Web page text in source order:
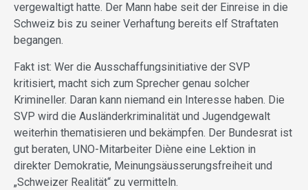
vergewaltigt hatte. Der Mann habe seit der Einreise in die
Schweiz bis zu seiner Verhaftung bereits elf Straftaten
begangen.
Fakt ist: Wer die Ausschaffungsinitiative der SVP
kritisiert, macht sich zum Sprecher genau solcher
Krimineller. Daran kann niemand ein Interesse haben. Die
SVP wird die Ausländerkriminalität und Jugendgewalt
weiterhin thematisieren und bekämpfen. Der Bundesrat ist
gut beraten, UNO-Mitarbeiter Diène eine Lektion in
direkter Demokratie, Meinungsäusserungsfreiheit und
„Schweizer Realität“ zu vermitteln.